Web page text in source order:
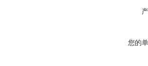
您的